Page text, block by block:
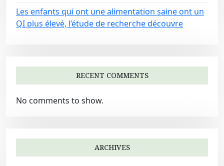
Les enfants qui ont une alimentation saine ont un
QI plus élevé, l’étude de recherche découvre
RECENT COMMENTS
No comments to show.
ARCHIVES